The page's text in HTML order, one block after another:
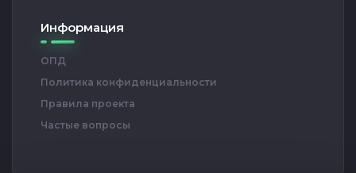
Информация
ОПД
Политика конфиденциальности
Правила проекта
Частые вопросы